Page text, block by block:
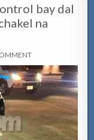
bay dal
na